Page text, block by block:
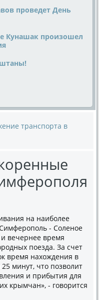
проведет День
Кунашак произошел
транспорта в
на наиболее
- Соленое
вечернее время
поезда. За счет
время нахождения в
минут, что позволит
и прибытия для
крымчан», - говорится